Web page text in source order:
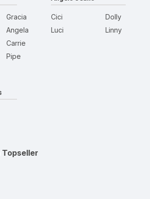
Gracia
Angela
Carrie
Pipe
Cici
Luci
Dolly
Linny
Topseller